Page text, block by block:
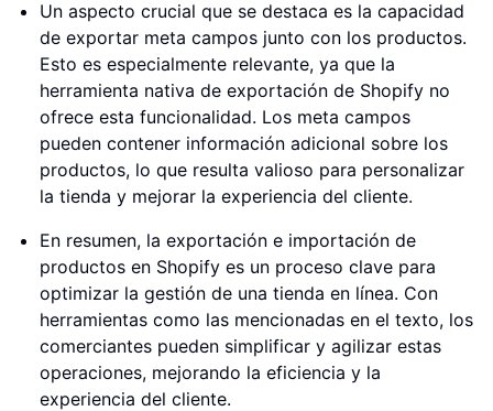
Un aspecto crucial que se destaca es la capacidad
de exportar meta campos junto con los productos.
Esto es especialmente relevante, ya que la
herramienta nativa de exportación de Shopify no
ofrece esta funcionalidad. Los meta campos
pueden contener información adicional sobre los
productos, lo que resulta valioso para personalizar
la tienda y mejorar la experiencia del cliente.
En resumen, la exportación e importación de
productos en Shopify es un proceso clave para
optimizar la gestión de una tienda en línea. Con
herramientas como las mencionadas en el texto, los
comerciantes pueden simplificar y agilizar estas
operaciones, mejorando la eficiencia y la
experiencia del cliente.